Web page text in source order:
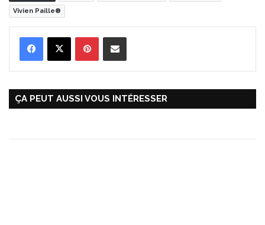
Vivien Paille®
ÇA PEUT AUSSI VOUS INTÉRESSER